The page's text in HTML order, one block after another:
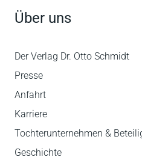
Über uns
Der Verlag Dr. Otto Schmidt
Presse
Anfahrt
Karriere
Tochterunternehmen &
Geschichte